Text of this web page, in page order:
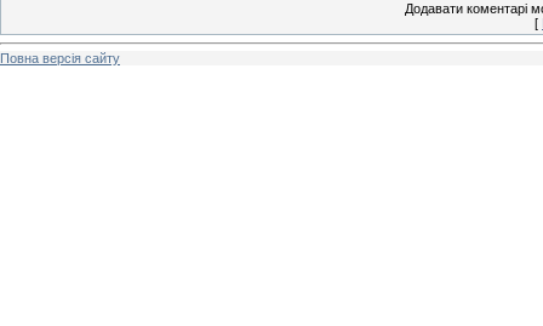
Додавати коментарі
[
Повна версія сайту